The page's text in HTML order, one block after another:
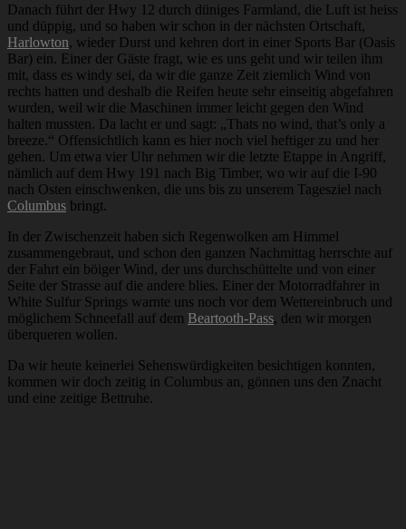
Danach führt der Hwy 12 durch düniges Farmland, die Luft ist heiss
und düppig, und so haben wir schon in der nächsten Ortschaft,
Harlowton, wieder Durst und kehren dort in einer Sports Bar (Oasis
Bar) ein. Einer der Gäste fragt, wie es uns geht und wir teilen ihm
mit, dass es windy sei, da wir die ganze Zeit ziemlich Wind von
rechts hatten und deshalb die Reifen heute sehr einseitig abgefahren
wurden, weil wir die Maschinen immer leicht gegen den Wind
halten mussten. Da lacht er und sagt: „Thats no wind, that’s only a
breeze.“ Offensichtlich kann es hier noch viel heftiger zu und her
gehen. Um etwa vier Uhr nehmen wir die letzte Etappe in Angriff,
nämlich auf dem Hwy 191 nach Big Timber, wo wir auf die I-90
nach Osten einschwenken, die uns bis zu unserem Tagesziel nach
Columbus bringt.
In der Zwischenzeit haben sich Regenwolken am Himmel
zusammengebraut, und schon den ganzen Nachmittag herrschte auf
der Fahrt ein böiger Wind, der uns durchschüttelte und von einer
Seite der Strasse auf die andere blies. Einer der Motorradfahrer in
White Sulfur Springs warnte uns noch vor dem Wettereinbruch und
möglichem Schneefall auf dem Beartooth-Pass, den wir morgen
überqueren wollen.
Da wir heute keinerlei Sehenswürdigkeiten besichtigen konnten,
kommen wir doch zeitig in Columbus an, gönnen uns den Znacht
und eine zeitige Bettruhe.